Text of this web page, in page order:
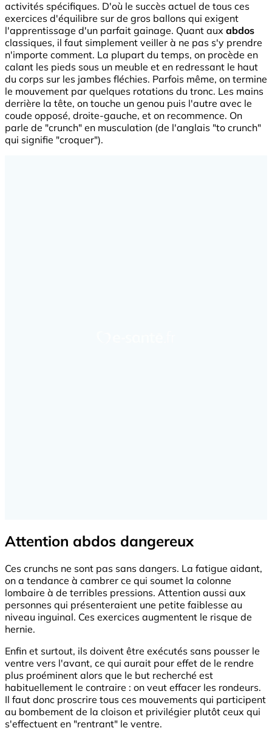
activités spécifiques. D'où le succès actuel de tous ces
exercices d'équilibre sur de gros ballons qui exigent
l'apprentissage d'un parfait gainage. Quant aux abdos
classiques, il faut simplement veiller à ne pas s'y prendre
n'importe comment. La plupart du temps, on procède en
calant les pieds sous un meuble et en redressant le haut
du corps sur les jambes fléchies. Parfois même, on termine
le mouvement par quelques rotations du tronc. Les mains
derrière la tête, on touche un genou puis l'autre avec le
coude opposé, droite-gauche, et on recommence. On
parle de "crunch" en musculation (de l'anglais "to crunch"
qui signifie "croquer").
Attention abdos dangereux
Ces crunchs ne sont pas sans dangers. La fatigue aidant,
on a tendance à cambrer ce qui soumet la colonne
lombaire à de terribles pressions. Attention aussi aux
personnes qui présenteraient une petite faiblesse au
niveau inguinal. Ces exercices augmentent le risque de
hernie.
Enfin et surtout, ils doivent être exécutés sans pousser le
ventre vers l'avant, ce qui aurait pour effet de le rendre
plus proéminent alors que le but recherché est
habituellement le contraire : on veut effacer les rondeurs.
Il faut donc proscrire tous ces mouvements qui participent
au bombement de la cloison et privilégier plutôt ceux qui
s'effectuent en "rentrant" le ventre.